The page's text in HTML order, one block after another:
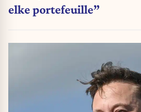
elke portefeuille”